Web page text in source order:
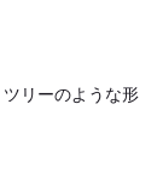
リーのような形